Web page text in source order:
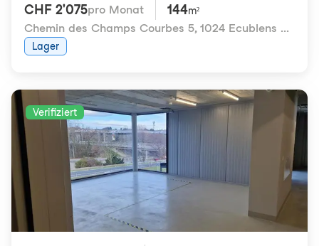
CHF 2'075pro Monat 144m²
Chemin des Champs Courbes 5, 1024 Ecublens VD
Lager
Verifiziert